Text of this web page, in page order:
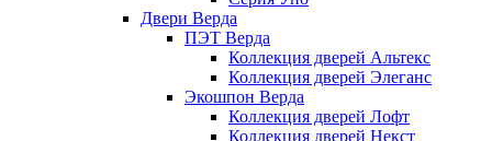
Двери Верда
ПЭТ Верда
Коллекция дверей Альтекс
Коллекция дверей Элеганс
Экошпон Верда
Коллекция дверей Лофт
Коллекция дверей Некст